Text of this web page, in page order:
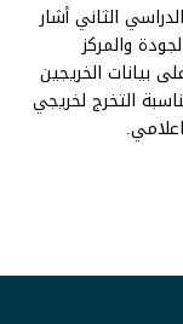
الثاني أشار
والمركز
بيانات الخريجين
التخرج لخريجي